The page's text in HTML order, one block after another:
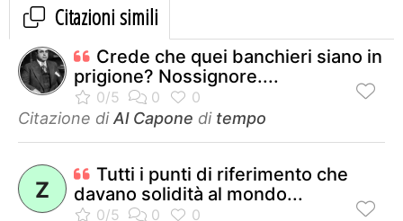
Citazioni simili
Crede che quei banchieri siano in
prigione? Nossignore....
Citazione diAl Capone di tempo
Z
Tutti i punti di riferimento che
davano solidità al mondo...